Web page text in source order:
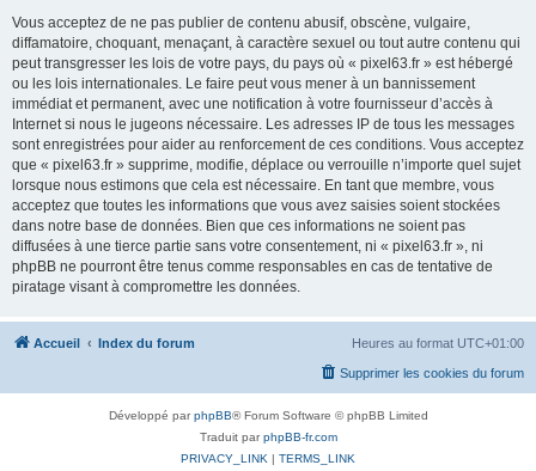
Vous acceptez de ne pas publier de contenu abusif, obscène, vulgaire,
diffamatoire, choquant, menaçant, à caractère sexuel ou tout autre contenu qui
peut transgresser les lois de votre pays, du pays où « pixel63.fr » est hébergé
ou les lois internationales. Le faire peut vous mener à un bannissement
immédiat et permanent, avec une notification à votre fournisseur d’accès à
Internet si nous le jugeons nécessaire. Les adresses IP de tous les messages
sont enregistrées pour aider au renforcement de ces conditions. Vous acceptez
que « pixel63.fr » supprime, modifie, déplace ou verrouille n’importe quel sujet
lorsque nous estimons que cela est nécessaire. En tant que membre, vous
acceptez que toutes les informations que vous avez saisies soient stockées
dans notre base de données. Bien que ces informations ne soient pas
diffusées à une tierce partie sans votre consentement, ni « pixel63.fr », ni
phpBB ne pourront être tenus comme responsables en cas de tentative de
piratage visant à compromettre les données.
Accueil Index du forum Heures au format UTC+01:00
Supprimer les cookies du forum
Développé parphpBB® Forum Software © phpBB Limited
Traduit parphpBB-fr.com
PRIVACY_LINK | TERMS_LINK